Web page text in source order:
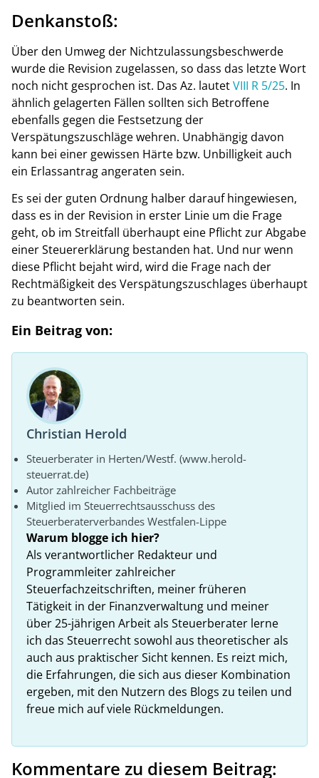
Denkanstoß:
Über den Umweg der Nichtzulassungsbeschwerde
wurde die Revision zugelassen, so dass das letzte Wort
noch nicht gesprochen ist. Das Az. lautetVIII R 5/25. In
ähnlich gelagerten Fällen sollten sich Betroffene
ebenfalls gegen die Festsetzung der
Verspätungszuschläge wehren. Unabhängig davon
kann bei einer gewissen Härte bzw. Unbilligkeit auch
ein Erlassantrag angeraten sein.
Es sei der guten Ordnung halber darauf hingewiesen,
dass es in der Revision in erster Linie um die Frage
geht, ob im Streitfall überhaupt eine Pflicht zur Abgabe
einer Steuererklärung bestanden hat. Und nur wenn
diese Pflicht bejaht wird, wird die Frage nach der
Rechtmäßigkeit des Verspätungszuschlages überhaupt
zu beantworten sein.
Ein Beitrag von:
Christian Herold
Steuerberater in Herten/Westf. (www.herold-
steuerrat.de)
Autor zahlreicher Fachbeiträge
Mitglied im Steuerrechtsausschuss des
Steuerberaterverbandes Westfalen-Lippe
Warum blogge ich hier?
Als verantwortlicher Redakteur und
Programmleiter zahlreicher
Steuerfachzeitschriften, meiner früheren
Tätigkeit in der Finanzverwaltung und meiner
über 25-jährigen Arbeit als Steuerberater lerne
ich das Steuerrecht sowohl aus theoretischer als
auch aus praktischer Sicht kennen. Es reizt mich,
die Erfahrungen, die sich aus dieser Kombination
ergeben, mit den Nutzern des Blogs zu teilen und
freue mich auf viele Rückmeldungen.
Kommentare zu diesem Beitrag: